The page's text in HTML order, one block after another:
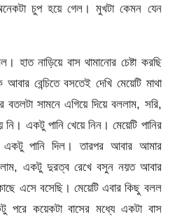
চুপ হয়ে গেল। মুখটা কেমন যেন
নাড়িয়ে বাস থামানোর চেষ্টা করছি
বেন্চিতে বসতেই দেখি মেয়েটি মাথা
সামনে এগিয়ে দিয়ে বললাম, সরি,
একটু পানি খেয়ে নিন। মেয়েটি পানির
একটু পানি দিল। তারপর আবার আমার
একটু দুরত্ব রেখে বসুন নয়ত আবার
এসে বসেছি। মেয়েটি এবার কিছু বলল
কয়েকটা বাসের মধ্যে একটা বাস